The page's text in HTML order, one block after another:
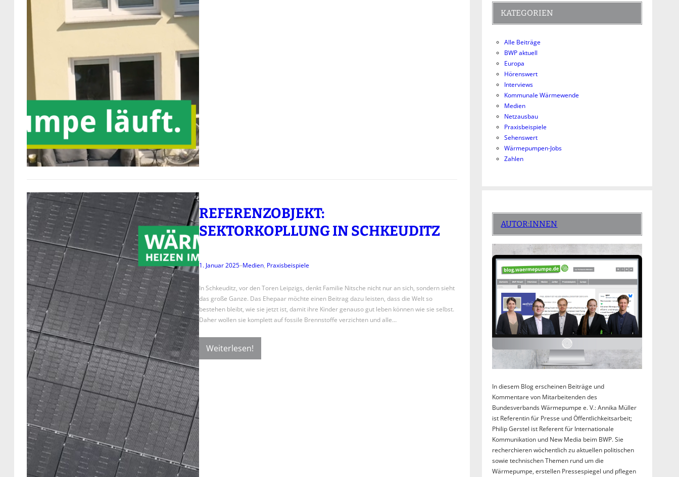
REFERENZOBJEKT:
SEKTORKOPLLUNG IN SCHKEUDITZ
1. Januar 2025–Medien, Praxisbeispiele
In Schkeuditz, vor den Toren Leipzigs, denkt Familie Nitsche nicht nur an sich, sondern sieht
das große Ganze. Das Ehepaar möchte einen Beitrag dazu leisten, dass die Welt so
bestehen bleibt, wie sie jetzt ist, damit ihre Kinder genauso gut leben können wie sie selbst.
Daher wollen sie komplett auf fossile Brennstoffe verzichten und alle…
Weiterlesen!
KATEGORIEN
Alle Beiträge
BWP aktuell
Europa
Hörenswert
Interviews
Kommunale Wärmewende
Medien
Netzausbau
Praxisbeispiele
Sehenswert
Wärmepumpen-Jobs
Zahlen
AUTOR:INNEN
In diesem Blog erscheinen Beiträge und
Kommentare von Mitarbeitenden des
Bundesverbands Wärmepumpe e. V.: Annika Müller
ist Referentin für Presse und Öffentlichkeitsarbeit;
Philip Gerstel ist Referent für Internationale
Kommunikation und New Media beim BWP. Sie
recherchieren wöchentlich zu aktuellen politischen
sowie technischen Themen rund um die
Wärmepumpe, erstellen Pressespiegel und pflegen